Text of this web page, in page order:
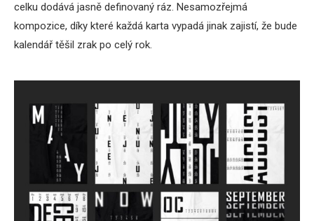
celku dodává jasně definovaný ráz. Nesamozřejmá
kompozice, díky které každá karta vypadá jinak zajistí, že bude
kalendář těšil zrak po celý rok.